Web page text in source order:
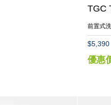
TGC
前置式
$5,390
優惠